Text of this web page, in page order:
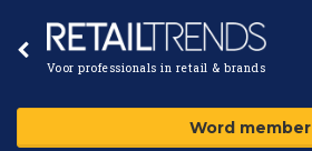
Voor professionals in retail & brands
Word member